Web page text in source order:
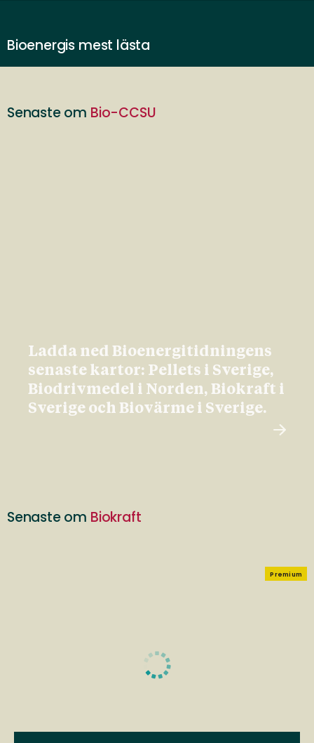
Bioenergis mest lästa
Senaste om Bio-CCSU
Ladda ned Bioenergitidningens
senaste kartor: Pellets i Sverige,
Biodrivmedel i Norden, Biokraft i
Sverige och Biovärme i Sverige.
Senaste om Biokraft
Premium